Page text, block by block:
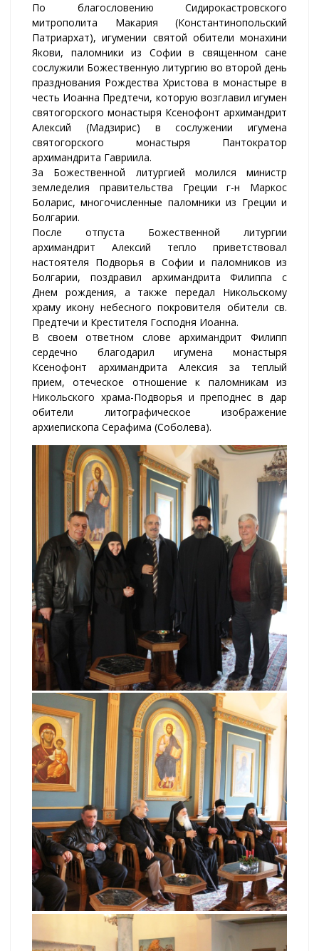
По благословению Сидирокастровского
митрополита Макария (Константинопольский
Патриархат), игумении святой обители монахини
Якови, паломники из Софии в священном сане
сослужили Божественную литургию во второй день
празднования Рождества Христова в монастыре в
честь Иоанна Предтечи, которую возглавил игумен
святогорского монастыря Ксенофонт архимандрит
Алексий (Мадзирис) в сослужении игумена
святогорского монастыря Пантократор
архимандрита Гавриила.
За Божественной литургией молился министр
земледелия правительства Греции г-н Маркос
Боларис, многочисленные паломники из Греции и
Болгарии.
После отпуста Божественной литургии
архимандрит Алексий тепло приветствовал
настоятеля Подворья в Софии и паломников из
Болгарии, поздравил архимандрита Филиппа с
Днем рождения, а также передал Никольскому
храму икону небесного покровителя обители св.
Предтечи и Крестителя Господня Иоанна.
В своем ответном слове архимандрит Филипп
сердечно благодарил игумена монастыря
Ксенофонт архимандрита Алексия за теплый
прием, отеческое отношение к паломникам из
Никольского храма-Подворья и преподнес в дар
обители литографическое изображение
архиепископа Серафима (Соболева).